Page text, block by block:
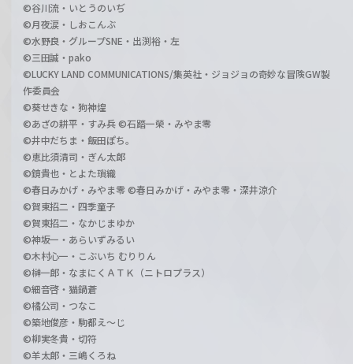
©谷川流・いとうのいぢ
©月夜涙・しおこんぶ
©水野良・グループSNE・出渕裕・左
©三田誠・pako
©LUCKY LAND COMMUNICATIONS/集英社・ジョジョの奇妙な冒険GW製
作委員会
©葵せきな・狗神煌
©あざの耕平・すみ兵 ©石踏一榮・みやま零
©井中だちま・飯田ぽち。
©恵比須清司・ぎん太郎
©鏡貴也・とよた瑣織
©春日みかげ・みやま零 ©春日みかげ・みやま零・深井涼介
©賀東招二・四季童子
©賀東招二・なかじまゆか
©神坂一・あらいずみるい
©木村心一・こぶいち むりりん
©榊一郎・なまにくＡＴＫ（ニトロプラス）
©細音啓・猫鍋蒼
©橘公司・つなこ
©築地俊彦・駒都え～じ
©柳実冬貴・切符
©羊太郎・三嶋くろね